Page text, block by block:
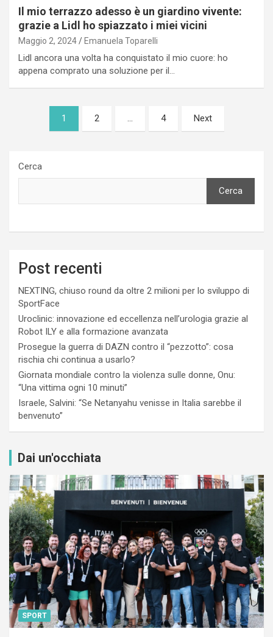
Il mio terrazzo adesso è un giardino vivente:
grazie a Lidl ho spiazzato i miei vicini
Maggio 2, 2024 Emanuela Toparelli
Lidl ancora una volta ha conquistato il mio cuore: ho
appena comprato una soluzione per il…
Paginazione
1 2 … 4 Next
Cerca
Cerca
Post recenti
NEXTING, chiuso round da oltre 2 milioni per lo sviluppo di
SportFace
Uroclinic: innovazione ed eccellenza nell’urologia grazie al
Robot ILY e alla formazione avanzata
Prosegue la guerra di DAZN contro il “pezzotto”: cosa
rischia chi continua a usarlo?
Giornata mondiale contro la violenza sulle donne, Onu:
“Una vittima ogni 10 minuti”
Israele, Salvini: “Se Netanyahu venisse in Italia sarebbe il
benvenuto”
Dai un'occhiata
SPORT